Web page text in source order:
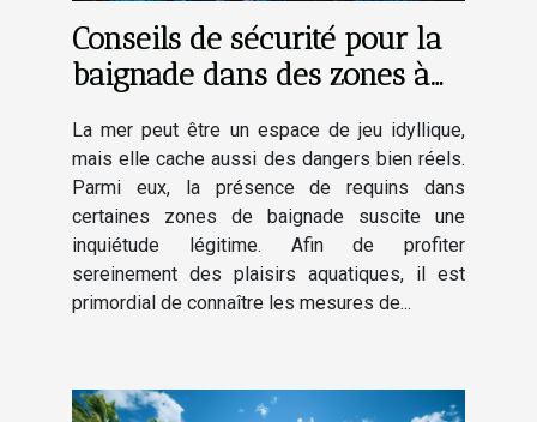
Conseils de sécurité pour la
baignade dans des zones à
La mer peut être un espace de jeu idyllique,
mais elle cache aussi des dangers bien réels.
Parmi eux, la présence de requins dans
certaines zones de baignade suscite une
inquiétude légitime. Afin de profiter
sereinement des plaisirs aquatiques, il est
primordial de connaître les mesures de...